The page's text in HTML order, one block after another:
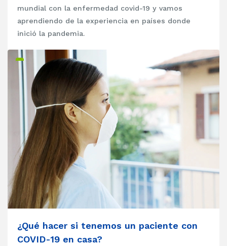
mundial con la enfermedad covid-19 y vamos
aprendiendo de la experiencia en países donde
inició la pandemia.
¿Qué hacer si tenemos un paciente con
COVID-19 en casa?